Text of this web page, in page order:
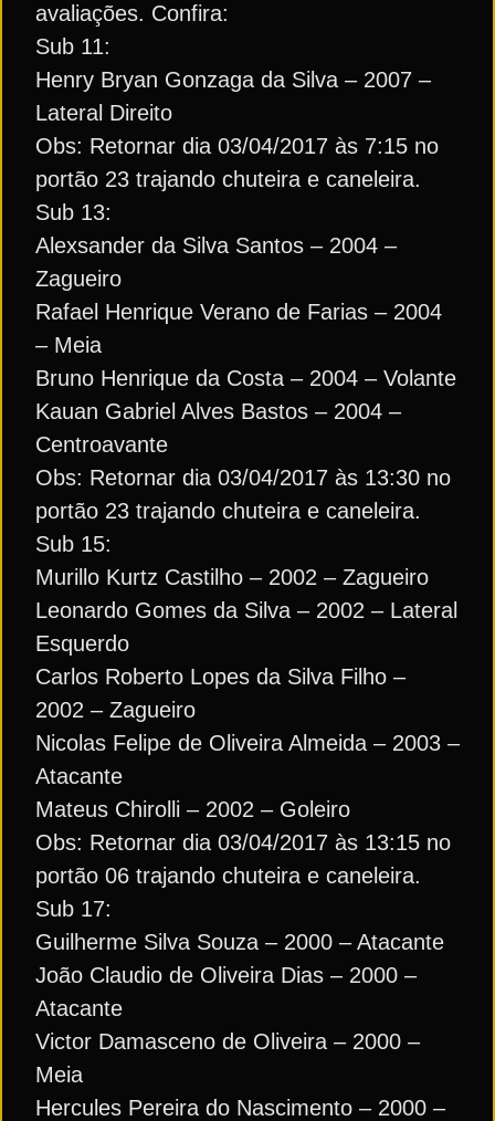
avaliações. Confira:
Sub 11:
Henry Bryan Gonzaga da Silva – 2007 –
Lateral Direito
Obs: Retornar dia 03/04/2017 às 7:15 no
portão 23 trajando chuteira e caneleira.
Sub 13:
Alexsander da Silva Santos – 2004 –
Zagueiro
Rafael Henrique Verano de Farias – 2004
– Meia
Bruno Henrique da Costa – 2004 – Volante
Kauan Gabriel Alves Bastos – 2004 –
Centroavante
Obs: Retornar dia 03/04/2017 às 13:30 no
portão 23 trajando chuteira e caneleira.
Sub 15:
Murillo Kurtz Castilho – 2002 – Zagueiro
Leonardo Gomes da Silva – 2002 – Lateral
Esquerdo
Carlos Roberto Lopes da Silva Filho –
2002 – Zagueiro
Nicolas Felipe de Oliveira Almeida – 2003 –
Atacante
Mateus Chirolli – 2002 – Goleiro
Obs: Retornar dia 03/04/2017 às 13:15 no
portão 06 trajando chuteira e caneleira.
Sub 17:
Guilherme Silva Souza – 2000 – Atacante
João Claudio de Oliveira Dias – 2000 –
Atacante
Victor Damasceno de Oliveira – 2000 –
Meia
Hercules Pereira do Nascimento – 2000 –